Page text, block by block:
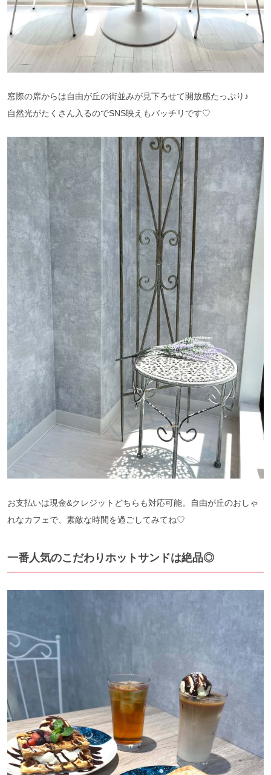
窓際の席からは自由が丘の街並みが見下ろせて開放感たっぷり♪
自然光がたくさん入るのでSNS映えもバッチリです♡
お支払いは現金&クレジットどちらも対応可能。自由が丘のおしゃ
れなカフェで、素敵な時間を過ごしてみてね♡
一番人気のこだわりホットサンドは絶品◎